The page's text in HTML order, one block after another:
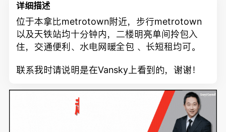
详细描述
位于本拿比metrotown附近，步行metrotown
以及天铁站均十分钟内，二楼明亮单间拎包入
住，交通便利、水电网暖全包 、长短租均可。
联系我时请说明是在Vansky上看到的，谢谢！